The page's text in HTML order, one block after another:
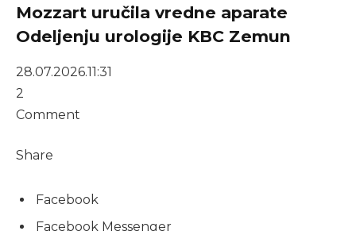
Mozzart uručila vredne aparate
Odeljenju urologije KBC Zemun
28.07.2026.11:31
2
Comment
Share
Facebook
Facebook Messenger